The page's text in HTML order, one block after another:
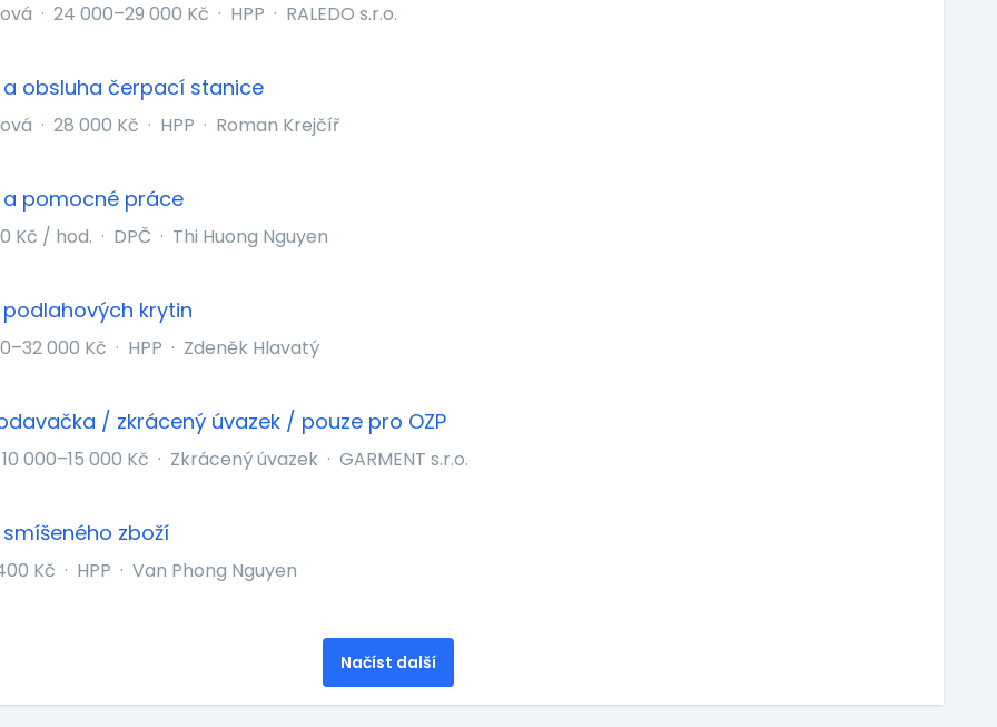
· 24 000–29 000 Kč · HPP · RALEDO s.r.o.
obsluha čerpací stanice
· 28 000 Kč · HPP · Roman Krejčíř
pomocné práce
Kč / hod. · DPČ · Thi Huong Nguyen
krytin
000 Kč · HPP · Zdeněk Hlavatý
/ zkrácený úvazek / pouze pro OZP
10 000–15 000 Kč · Zkrácený úvazek · GARMENT s.r.o.
zboží
Kč · HPP · Van Phong Nguyen
Načíst další